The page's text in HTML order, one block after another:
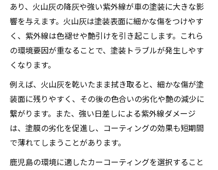
あり、火山灰の降灰や強い紫外線が車の塗装に大きな影
響を与えます。火山灰は塗装表面に細かな傷をつけやす
く、紫外線は色褪せや艶引けを引き起こします。これら
の環境要因が重なることで、塗装トラブルが発生しやす
くなります。
例えば、火山灰を乾いたまま拭き取ると、細かな傷が塗
装面に残りやすく、その後の色合いの劣化や艶の減少に
繋がります。また、強い日差しによる紫外線ダメージ
は、塗膜の劣化を促進し、コーティングの効果も短期間
で薄れてしまうことがあります。
鹿児島の環境に適したカーコーティングを選択すること